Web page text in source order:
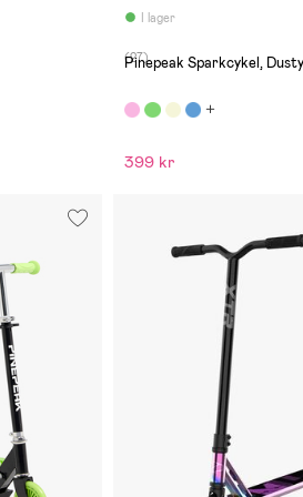
I lager
(27)
Pinepeak Sparkcykel,
399 kr